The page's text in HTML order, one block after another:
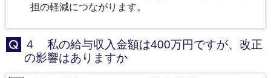
担の軽減につながります。
Q
４ 私の給与収入金額は400万円ですが、改正
の影響はありますか